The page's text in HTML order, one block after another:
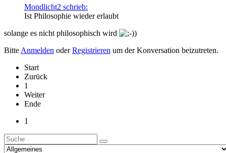
Mondlicht2 schrieb:
Ist Philosophie wieder erlaubt
solange es nicht philosophisch wird
)
BitteAnmelden oderRegistrieren um der Konversation beizutreten.
Start
Zurück
1
Weiter
Ende
1